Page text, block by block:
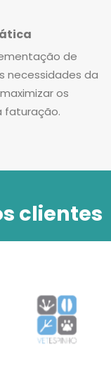
de
necessidades da
os
faturação.
clientes